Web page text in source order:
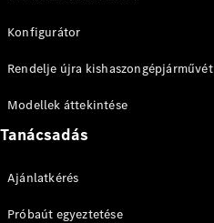
áruszállító
szimplafülkés
Elektromos
eSprinter
alváz
Konfigurátor
Konfigurátor
Rendelje újra kishaszongépjárművét
Modellek áttekintése
Tanácsadás
Ajánlatkérés
Próbaút egyeztetése